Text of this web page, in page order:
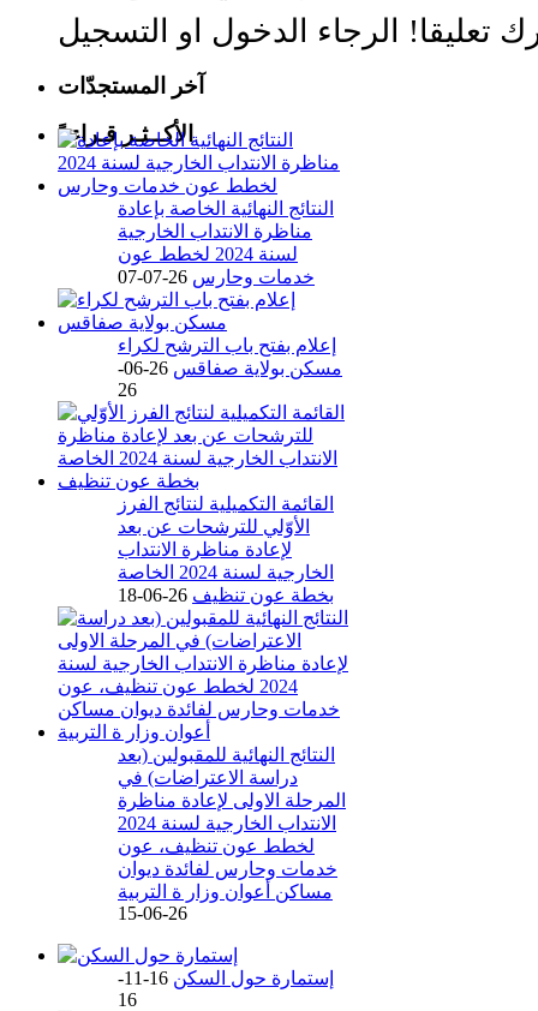
آخر المستجدّات
الأكــثـر قـراءةً
النتائج النهائية الخاصة بإعادة
مناظرة الانتداب الخارجية
لسنة 2024 لخطط عون
خدمات وحارس 26-07-07
إعلام بفتح باب الترشح لكراء
مسكن بولاية صفاقس
26-06-
26
القائمة التكميلية لنتائج الفرز
الأوّلي للترشحات عن بعد
لإعادة مناظرة الانتداب
الخارجية لسنة 2024 الخاصة
بخطة عون تنظيف 26-06-18
النتائج النهائية للمقبولين (بعد
دراسة الاعتراضات) في
المرحلة الاولى لإعادة مناظرة
الانتداب الخارجية لسنة 2024
لخطط عون تنظيف، عون
خدمات وحارس لفائدة ديوان
مساكن أعوان وزار ة التربية
26-06-15
إستمارة حول السكن
16-11-
16